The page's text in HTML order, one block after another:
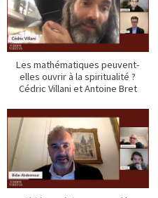
Les mathématiques peuvent-
elles ouvrir à la spiritualité ?
Cédric Villani et Antoine Bret